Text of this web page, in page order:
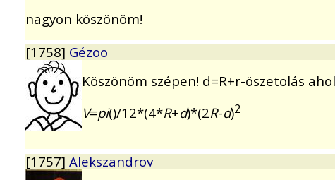
nagyon köszönöm!
[1758] Gézoo
Köszönöm szépen! d=R+r-öszetolás
V=pi()/12*(4*R+d)*(2R-d)2
[1757] Alekszandrov